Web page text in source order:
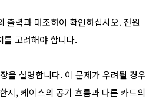
출력과 대조하여 확인하십시오. 전원
고려해야 합니다.
을 설명합니다. 이 문제가 우려될 경우
지, 케이스의 공기 흐름과 다른 카드의